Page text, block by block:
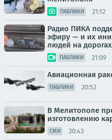
ПАБЛИКИ 21:12
Радио ПИКА
эфиру — и их
людей на
ПАБЛИКИ 21:09
Авиационная
ПАБЛИКИ 20:52
В Мелитополе
изготовлению
СМИ 20:43